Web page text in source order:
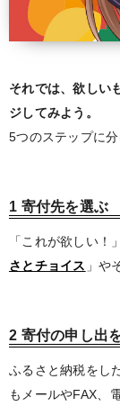
それでは、欲しい
ジしてみよう。
5つのステップに分
1 寄付先を選ぶ
「これが欲しい
さとチョイス 」や
2 寄付の申し出
ふるさと納税をし
もメールやFAX、